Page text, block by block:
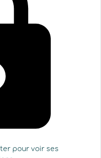
pour voir ses